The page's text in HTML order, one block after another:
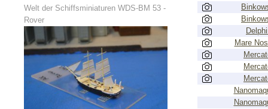
Mare
Welt der Schiffsminiaturen WDS-BM 53 -
Rover